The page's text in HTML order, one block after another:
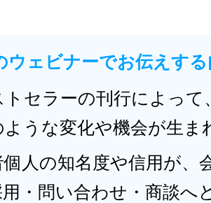
ウェビナーでお伝えす
セラーの刊行によって
ような変化や機会が生ま
人の知名度や信用が、
・問い合わせ・商談へ